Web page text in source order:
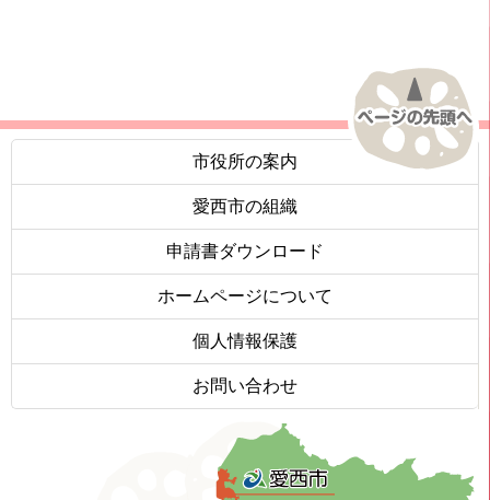
市役所の案内
愛西市の組織
申請書ダウンロード
ホームページについて
個人情報保護
お問い合わせ